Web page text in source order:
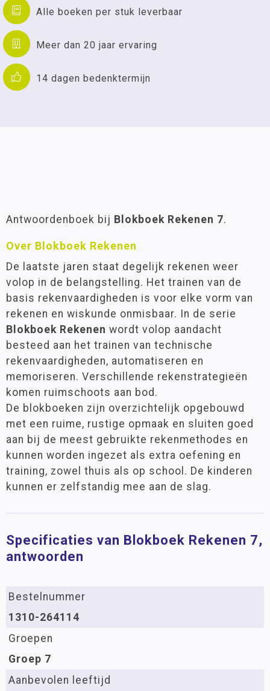
Alle boeken per stuk leverbaar
Meer dan 20 jaar ervaring
14 dagen bedenktermijn
Antwoordenboek bij Blokboek Rekenen 7.
Over Blokboek Rekenen
De laatste jaren staat degelijk rekenen weer
volop in de belangstelling. Het trainen van de
basis rekenvaardigheden is voor elke vorm van
rekenen en wiskunde onmisbaar. In de serie
Blokboek Rekenen wordt volop aandacht
besteed aan het trainen van technische
rekenvaardigheden, automatiseren en
memoriseren. Verschillende rekenstrategieën
komen ruimschoots aan bod.
De blokboeken zijn overzichtelijk opgebouwd
met een ruime, rustige opmaak en sluiten goed
aan bij de meest gebruikte rekenmethodes en
kunnen worden ingezet als extra oefening en
training, zowel thuis als op school. De kinderen
kunnen er zelfstandig mee aan de slag.
Specificaties van Blokboek Rekenen 7,
antwoorden
Bestelnummer
1310-264114
Groepen
Groep 7
Aanbevolen leeftijd